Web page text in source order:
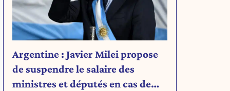
Argentine : Javier Milei propose
de suspendre le salaire des
ministres et députés en cas de